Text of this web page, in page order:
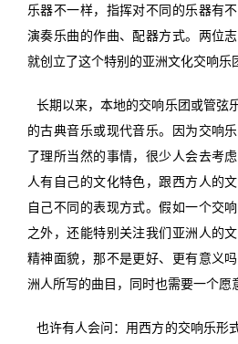
乐器不一样，指挥对不同的乐器有
演奏乐曲的作曲、配器方式。两位
就创立了这个特别的亚洲文化交响乐
长期以来，本地的交响乐团或管弦
的古典音乐或现代音乐。因为交响
了理所当然的事情，很少人会去考
人有自己的文化特色，跟西方人的
自己不同的表现方式。假如一个交
之外，还能特别关注我们亚洲人的
精神面貌，那不是更好、更有意义
洲人所写的曲目，同时也需要一个愿
也许有人会问：用西方的交响乐形